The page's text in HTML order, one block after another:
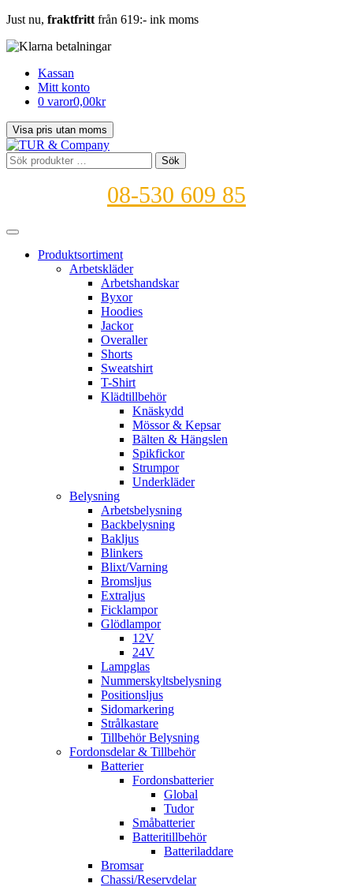
Just nu, fraktfritt från 619:- ink moms
Kassan
Mitt konto
0 varor0,00kr
Sök
efter:
Sök
08-530 609 85
Produktsortiment
Arbetskläder
Arbetshandskar
Byxor
Hoodies
Jackor
Overaller
Shorts
Sweatshirt
T-Shirt
Klädtillbehör
Knäskydd
Mössor & Kepsar
Bälten & Hängslen
Spikfickor
Strumpor
Underkläder
Belysning
Arbetsbelysning
Backbelysning
Bakljus
Blinkers
Blixt/Varning
Bromsljus
Extraljus
Ficklampor
Glödlampor
12V
24V
Lampglas
Nummerskyltsbelysning
Positionsljus
Sidomarkering
Strålkastare
Tillbehör Belysning
Fordonsdelar & Tillbehör
Batterier
Fordonsbatterier
Global
Tudor
Småbatterier
Batteritillbehör
Batteriladdare
Bromsar
Chassi/Reservdelar